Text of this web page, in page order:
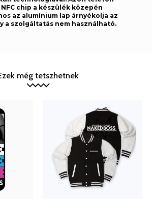
chip a készülék közepén
az alumínium lap árnyékolja az
a szolgáltatás nem használható.
még tetszhetnek